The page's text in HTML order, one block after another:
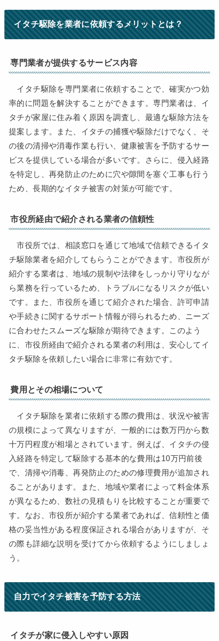
イタチ駆除を業者に依頼するメリットとは？
専門業者が提供するサービス内容
イタチ駆除を専門業者に依頼することで、確実かつ効
率的に問題を解決することができます。専門業者は、イ
タチが家屋に住み着く原因を調査し、最適な駆除方法を
提案します。また、イタチの捕獲や駆除だけでなく、そ
の後の清掃や消毒作業も行い、健康被害を予防するサー
ビスを提供している場合が多いです。さらに、侵入経路
を特定し、再発防止のために穴や隙間を塞ぐ工事も行う
ため、長期的なイタチ被害の対策が可能です。
市役所経由で紹介される業者の信頼性
市役所では、相談窓口を通じて地域で信頼できるイタ
チ駆除業者を紹介してもらうことができます。市役所が
紹介する業者は、地域の規制や法律をしっかり守りなが
ら業務を行っているため、トラブルになるリスクが低い
です。また、市役所を通じて紹介された場合、許可申請
や手続きに関するサポート情報が得られるため、ニーズ
に合わせたスムーズな駆除が期待できます。このよう
に、市役所経由で紹介される業者の利用は、安心してイ
タチ駆除を依頼したい場合に非常に有効です。
費用とその相場について
イタチ駆除を業者に依頼する際の費用は、状況や被害
の規模によって異なりますが、一般的には数万円から数
十万円程度が相場とされています。例えば、イタチの侵
入経路を特定して駆除する基本的な費用は10万円前後
で、清掃や消毒、再発防止のための修理費用が追加され
ることがあります。また、地域や業者によって料金体系
が異なるため、数社の見積もりを比較することが重要で
す。なお、市役所が紹介する業者であれば、信頼性と価
格の妥当性がある程度保証される場合がありますが、そ
の際も詳細な説明を受けてから依頼するようにしましょ
う。
自力でイタチ被害を予防する方法
イタチが家に侵入しやすい原因